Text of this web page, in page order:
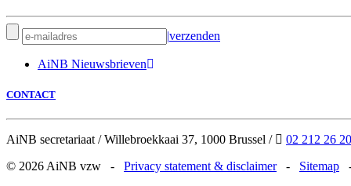
|verzenden
AiNB Nieuwsbrieven
CONTACT
AiNB secretariaat /Willebroekkaai 37, 1000 Brussel /
02 212 26 20
© 2026 AiNB vzw
- Privacy statement & disclaimer - Sitemap